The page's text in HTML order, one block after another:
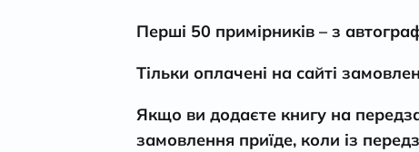
Перші 50 примірників – з
Тільки оплачені на сайті
Якщо ви додаєте книгу на
замовлення приїде, коли із